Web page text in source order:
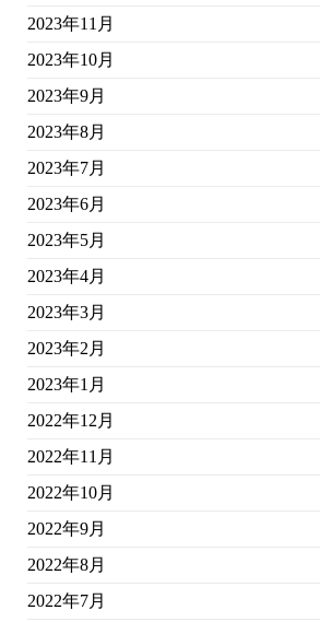
2023年11月
2023年10月
2023年9月
2023年8月
2023年7月
2023年6月
2023年5月
2023年4月
2023年3月
2023年2月
2023年1月
2022年12月
2022年11月
2022年10月
2022年9月
2022年8月
2022年7月